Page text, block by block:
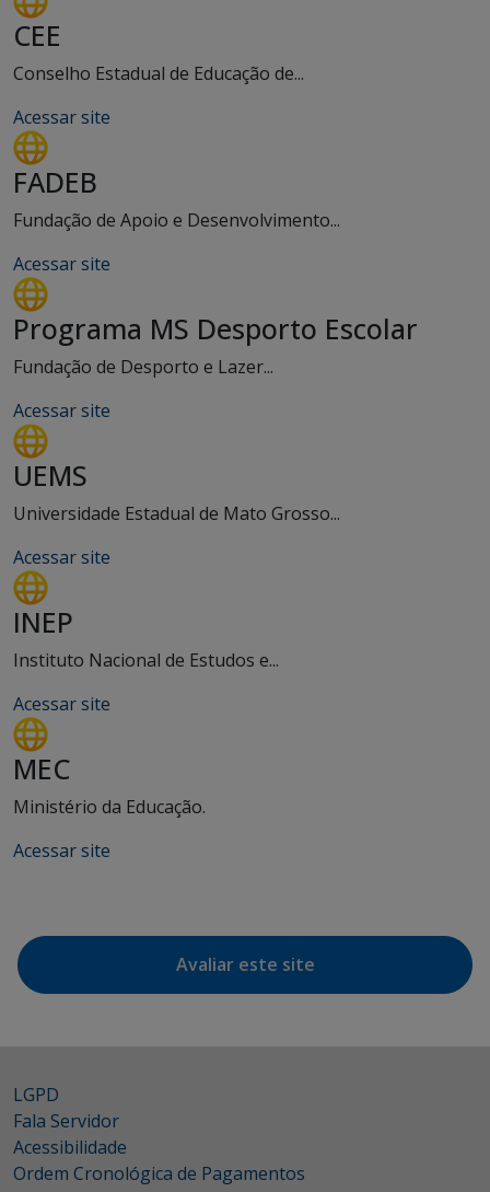
CEE
Conselho Estadual de Educação de...
Acessar site
FADEB
Fundação de Apoio e Desenvolvimento...
Acessar site
Programa MS Desporto Escolar
Fundação de Desporto e Lazer...
Acessar site
UEMS
Universidade Estadual de Mato Grosso...
Acessar site
INEP
Instituto Nacional de Estudos e...
Acessar site
MEC
Ministério da Educação.
Acessar site
Avaliar este site
LGPD
Fala Servidor
Acessibilidade
Ordem Cronológica de Pagamentos